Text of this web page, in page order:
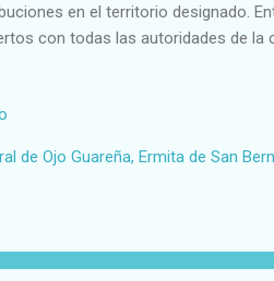
en el territorio designado.
con todas las autoridades de la
al abrigo de la cueva, se construyó
kárstico de la península con
de Ojo Guareña, Ermita de San